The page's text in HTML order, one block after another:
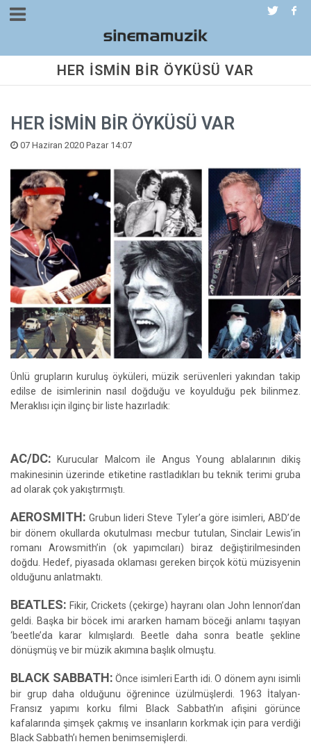
HER İSMİN BİR ÖYKÜSÜ VAR
HER İSMİN BİR ÖYKÜSÜ VAR
07 Haziran 2020 Pazar 14:07
Ünlü grupların kuruluş öyküleri, müzik serüvenleri yakından takip
edilse de isimlerinin nasıl doğduğu ve koyulduğu pek bilinmez.
Meraklısı için ilginç bir liste hazırladık:
AC/DC:
Kurucular Malcom ile Angus Young ablalarının dikiş
makinesinin üzerinde etiketine rastladıkları bu teknik terimi gruba
ad olarak çok yakıştırmıştı.
AEROSMITH: Grubun lideri Steve Tyler’a göre isimleri, ABD’de
bir dönem okullarda okutulması mecbur tutulan, Sinclair Lewis’in
romanı Arowsmith’in (ok yapımcıları) biraz değiştirilmesinden
doğdu. Hedef, piyasada oklaması gereken birçok kötü müzisyenin
olduğunu anlatmaktı.
BEATLES: Fikir, Crickets (çekirge) hayranı olan John lennon’dan
geldi. Başka bir böcek imi ararken hamam böceği anlamı taşıyan
‘beetle’da karar kılmışlardı. Beetle daha sonra beatle şekline
dönüşmüş ve bir müzik akımına başlık olmuştu.
BLACK SABBATH: Önce isimleri Earth idi. O dönem aynı isimli
bir grup daha olduğunu öğrenince üzülmüşlerdi. 1963 İtalyan-
Fransız yapımı korku filmi Black Sabbath’ın afişini görünce
kafalarında şimşek çakmış ve insanların korkmak için para verdiği
Black Sabbath’ı hemen benimsemişlerdi.